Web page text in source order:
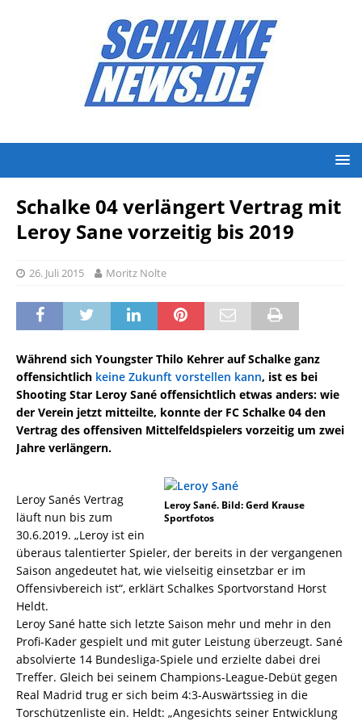
Schalke 04 verlängert Vertrag mit
Leroy Sane vorzeitig bis 2019
26. Juli 2015 Moritz Nolte
Während sich Youngster Thilo Kehrer auf Schalke ganz
offensichtlich keine Zukunft vorstellen kann, ist es bei
Shooting Star Leroy Sané offensichtlich etwas anders: wie
der Verein jetzt mitteilte, konnte der FC Schalke 04 den
Vertrag des offensiven Mittelfeldspielers vorzeitig um zwei
Jahre verlängern.
Leroy Sané. Bild: Gerd Krause
Sportfotos
Leroy Sanés Vertrag
läuft nun bis zum
30.6.2019. „Leroy ist ein
überaus talentierter Spieler, der bereits in der vergangenen
Saison angedeutet hat, wie vielseitig einsetzbar er im
Offensivbereich ist“, erklärt Schalkes Sportvorstand Horst
Heldt.
Leroy Sané hatte sich letzte Saison mehr und mehr in den
Profi-Kader gespielt und mit guter Leistung überzeugt. Sané
absolvierte 14 Bundesliga-Spiele und erzielte dabei drei
Treffer. Gleich bei seinem Champions-League-Debüt gegen
Real Madrid trug er sich beim 4:3-Auswärtssieg in die
Torschützenliste ein. Heldt: „Angesichts seiner Entwicklung